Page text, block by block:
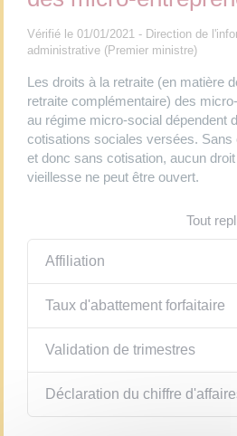
Vérifié le 01/01/2021 - Direction de
administrative (Premier ministre)
Les droits à la retraite (en matière
retraite complémentaire) des
au régime micro-social dépendent
cotisations sociales versées. Sans
et donc sans cotisation, aucun
vieillesse ne peut être ouvert.
Tout
Affiliation
Taux d'abattement forfaitaire
Validation de trimestres
Déclaration du chiffre